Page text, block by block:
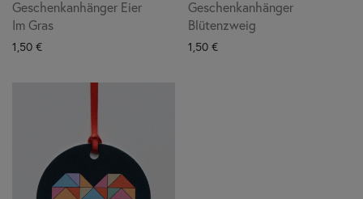
Geschenkanhänger Eier
Im Gras
1,50 €
Geschenkanhänger
Blütenzweig
1,50 €